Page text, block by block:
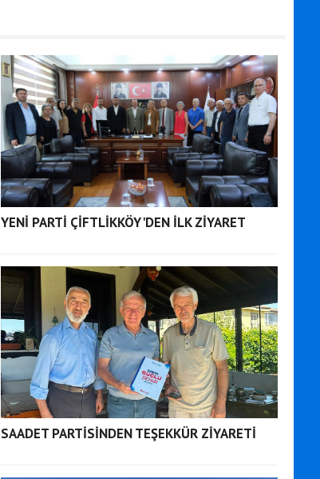
YENİ PARTİ ÇİFTLİKKÖY'DEN İLK ZİYARET
SAADET PARTİSİNDEN TEŞEKKÜR ZİYARETİ